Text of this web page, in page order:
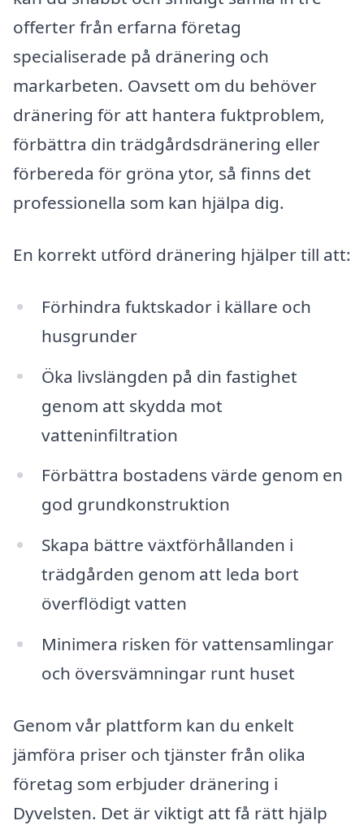
offerter från erfarna företag
specialiserade på dränering och
markarbeten. Oavsett om du behöver
dränering för att hantera fuktproblem,
förbättra din trädgårdsdränering eller
förbereda för gröna ytor, så finns det
professionella som kan hjälpa dig.
En korrekt utförd dränering hjälper till att:
Förhindra fuktskador i källare och
husgrunder
Öka livslängden på din fastighet
genom att skydda mot
vatteninfiltration
Förbättra bostadens värde genom en
god grundkonstruktion
Skapa bättre växtförhållanden i
trädgården genom att leda bort
överflödigt vatten
Minimera risken för vattensamlingar
och översvämningar runt huset
Genom vår plattform kan du enkelt
jämföra priser och tjänster från olika
företag som erbjuder dränering i
Dyvelsten. Det är viktigt att få rätt hjälp